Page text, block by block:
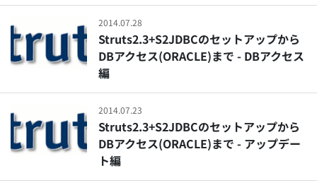
2014.07.28
Struts2.3+S2JDBCのセットアップから
DBアクセス(ORACLE)まで - DBアクセス
編
2014.07.23
Struts2.3+S2JDBCのセットアップから
DBアクセス(ORACLE)まで - アップデー
ト編